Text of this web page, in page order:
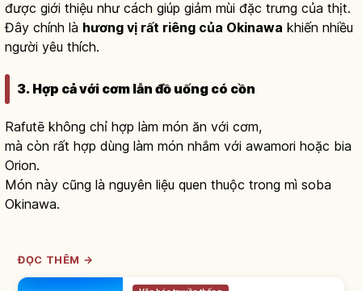
được giới thiệu như cách giúp giảm mùi đặc trưng của thịt.
Đây chính là hương vị rất riêng của Okinawa khiến nhiều
người yêu thích.
3. Hợp cả với cơm lẫn đồ uống có cồn
Rafutē không chỉ hợp làm món ăn với cơm,
mà còn rất hợp dùng làm món nhắm với awamori hoặc bia
Orion.
Món này cũng là nguyên liệu quen thuộc trong mì soba
Okinawa.
ĐỌC THÊM →